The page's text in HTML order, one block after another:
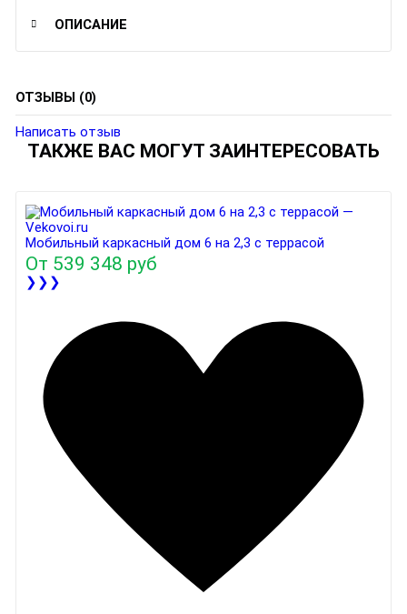
ОПИСАНИЕ
ОТЗЫВЫ (0)
Написать отзыв
ТАКЖЕ ВАС МОГУТ ЗАИНТЕРЕСОВАТЬ
Мобильный каркасный дом 6 на 2,3 с террасой
От 539 348 руб
❯❯❯